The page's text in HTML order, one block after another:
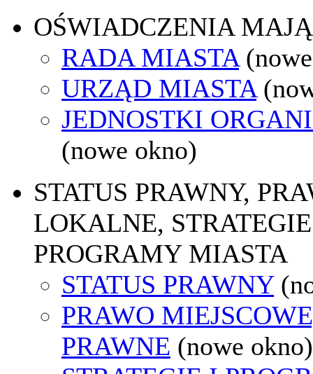
OŚWIADCZENIA
RADA MIASTA
URZĄD MIASTA
JEDNOSTKI
(nowe okno)
STATUS PRAWNY,
LOKALNE,
PROGRAMY MIASTA
STATUS PRAWNY
PRAWO
PRAWNE (nowe okno)